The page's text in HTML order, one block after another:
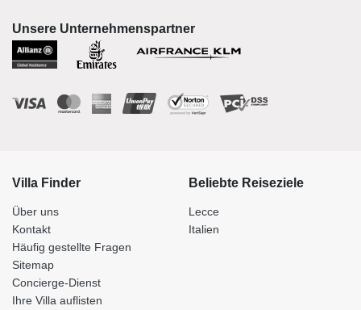
Unsere Unternehmenspartner
Villa Finder
Über uns
Kontakt
Häufig gestellte Fragen
Sitemap
Concierge-Dienst
Ihre Villa auflisten
Beliebte Reiseziele
Lecce
Italien